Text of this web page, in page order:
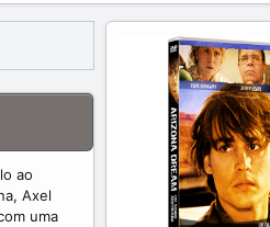
ao
Axel
uma